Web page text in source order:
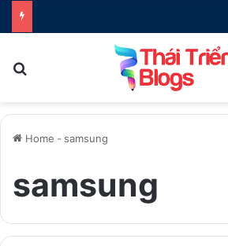
Home - samsung
samsung